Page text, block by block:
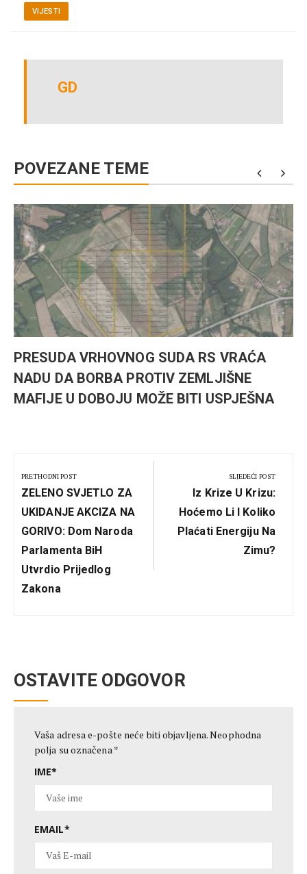
VIJESTI
GD
POVEZANE TEME
PRESUDA VRHOVNOG SUDA RS VRAĆA
NADU DA BORBA PROTIV ZEMLJIŠNE
MAFIJE U DOBOJU MOŽE BITI USPJEŠNA
članka
PRETHODNI POST
Previous
Post:
ZELENO SVJETLO ZA
UKIDANJE AKCIZA NA
GORIVO: Dom Naroda
Parlamenta BiH
Utvrdio Prijedlog
Zakona
SLJEDEĆI POST
Next
Post:
Iz Krize U Krizu:
Hoćemo Li I Koliko
Plaćati Energiju Na
Zimu?
OSTAVITE ODGOVOR
Vaša adresa e-pošte neće biti objavljena.Neophodna
polja su označena *
IME*
EMAIL*